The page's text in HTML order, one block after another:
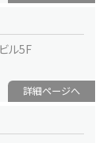
ル5F
詳細ページへ